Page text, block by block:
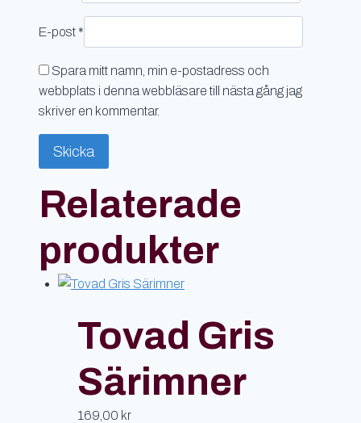
E-post *
Spara mitt namn, min e-postadress och
webbplats i denna webbläsare till nästa gång jag
skriver en kommentar.
Relaterade
produkter
Tovad Gris
Särimner
169,00 kr